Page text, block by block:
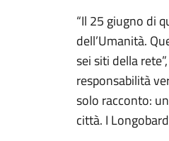
“Il 25 giugno di
dell’Umanità.
sei siti della
responsabilità
solo racconto:
città. I